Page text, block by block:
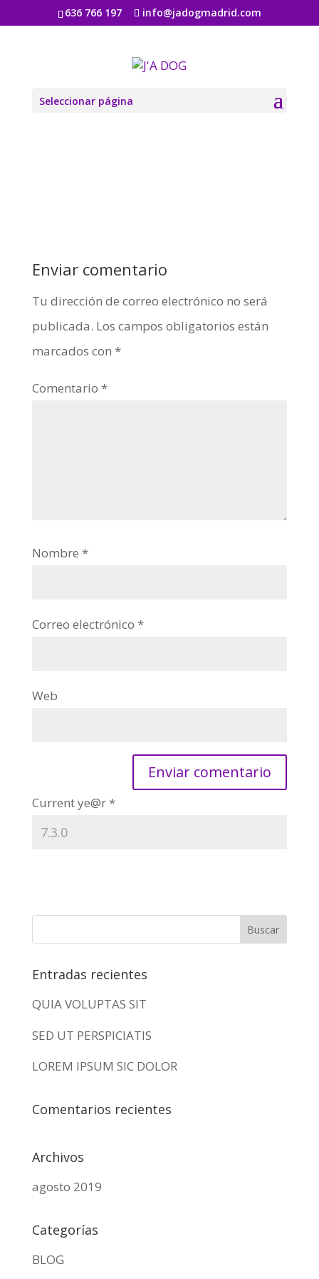
636 766 197 info@jadogmadrid.com
Seleccionar página
mt-sample-background
Enviar comentario
Tu dirección de correo electrónico no será
publicada. Los campos obligatorios están
marcados con *
Comentario *
Nombre *
Correo electrónico *
Web
Current ye@r *
Entradas recientes
QUIA VOLUPTAS SIT
SED UT PERSPICIATIS
LOREM IPSUM SIC DOLOR
Comentarios recientes
Archivos
agosto 2019
Categorías
BLOG